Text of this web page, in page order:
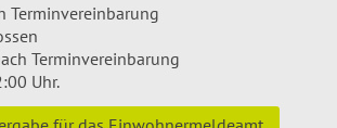
Terminvereinbarung
Terminvereinbarung
Uhr.